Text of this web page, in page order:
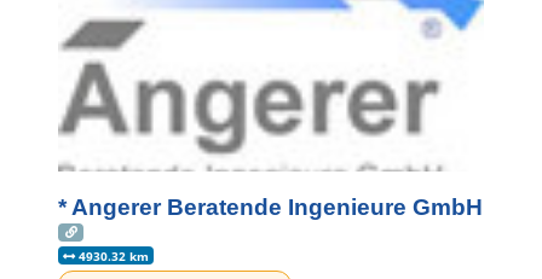
* Angerer Beratende Ingenieure GmbH
4930.32 km